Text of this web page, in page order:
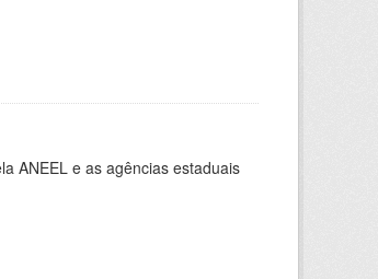
ANEEL e as agências estaduais